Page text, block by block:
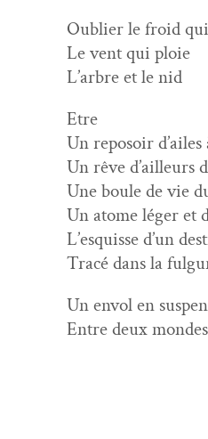
Oubli­er le froid
Le vent qui ploie
L’arbre et le nid
Etre
Un reposoir
Un rêve d’ailleurs
Une boule de vie
Un atome léger et
L’esquisse d’un
Tracé dans la
Un envol en
Entre deux